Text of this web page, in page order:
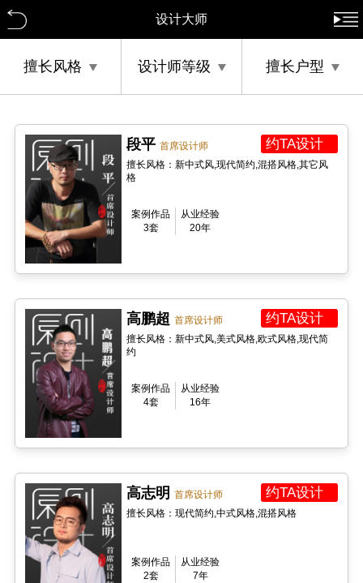
设计大师
擅长风格 设计师等级 擅长户型
段平首席设计师 约TA设计
擅长风格：新中式风,现代简约,混搭风格,其它风
格
案例作品
3套
从业经验
20年
高鹏超首席设计师 约TA设计
擅长风格：新中式风,美式风格,欧式风格,现代简
约
案例作品
4套
从业经验
16年
高志明首席设计师 约TA设计
擅长风格：现代简约,中式风格,混搭风格
案例作品
2套
从业经验
7年